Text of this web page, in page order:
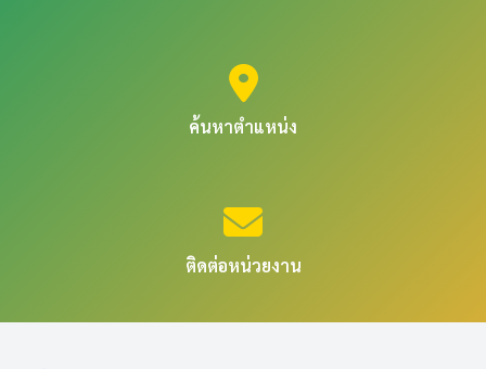
ค้นหาตำแหน่ง
ติดต่อหน่วยงาน